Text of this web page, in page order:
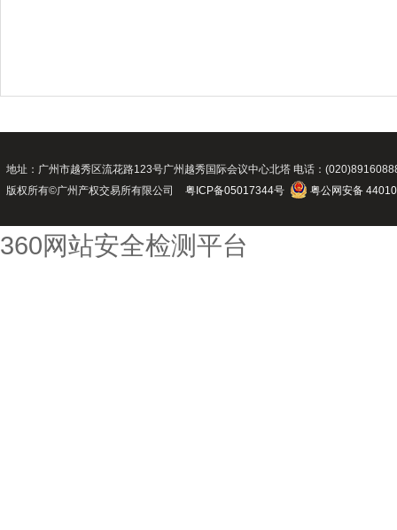
地址：广州市越秀区流花路123号广州越秀国际会议中心北塔 电话：
版权所有©广州产权交易所有限公司
粤ICP备05017344号 粤公网安备
360网站安全检测平台